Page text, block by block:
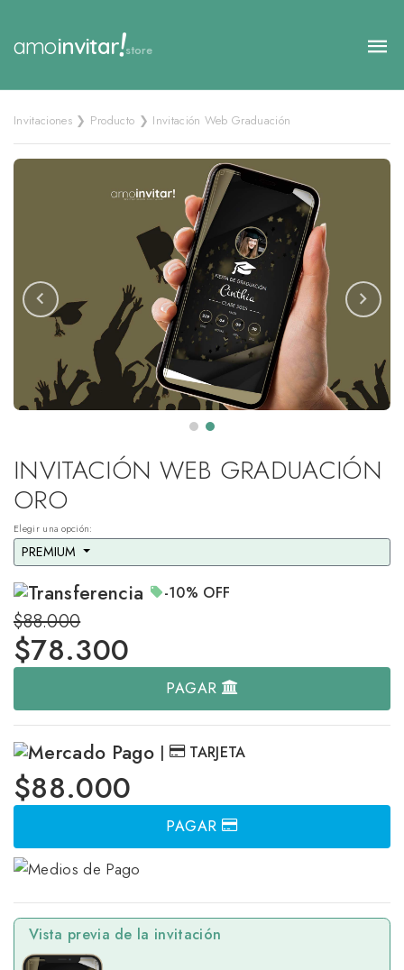
amoinvitar!store
Invitaciones ❯ Producto ❯ Invitación Web Graduación
INVITACIÓN WEB GRADUACIÓN
ORO
Elegir una opción:
PREMIUM
-10% OFF
$88.000
$78.300
PAGAR
| TARJETA
$88.000
PAGAR
Vista previa de la invitación